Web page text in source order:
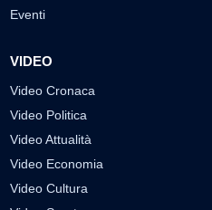
Eventi
VIDEO
Video Cronaca
Video Politica
Video Attualità
Video Economia
Video Cultura